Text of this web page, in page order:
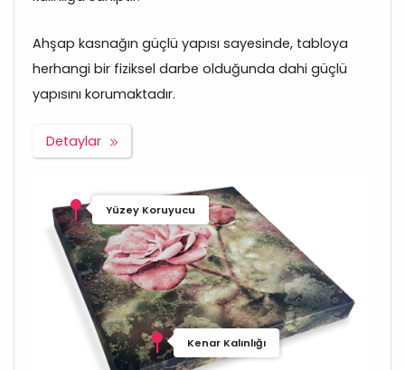
Ahşap kasnağın güçlü yapısı sayesinde, tabloya
herhangi bir fiziksel darbe olduğunda dahi güçlü
yapısını korumaktadır.
Detaylar
Yüzey Koruyucu
Kenar Kalınlığı